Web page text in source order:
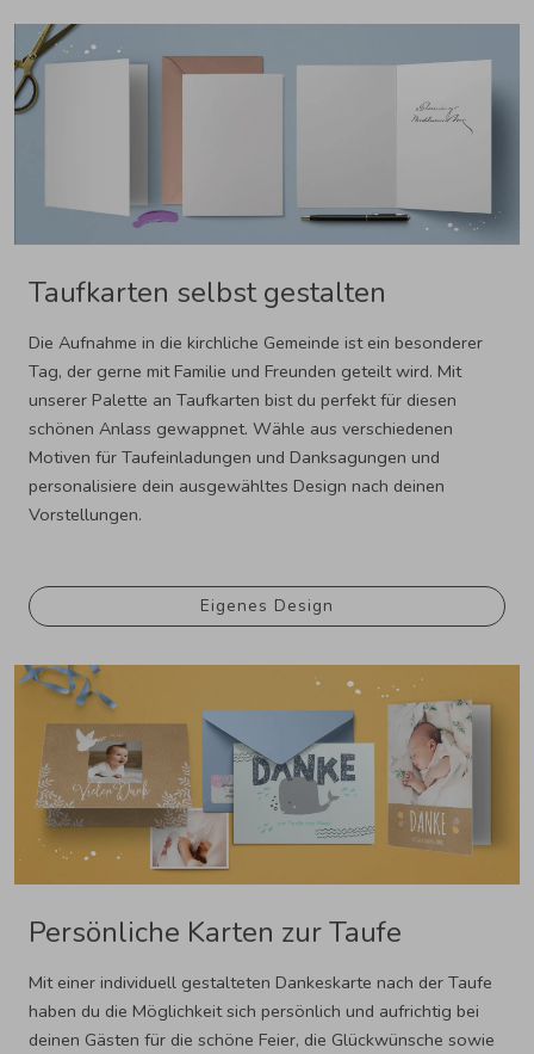
Taufkarten selbst gestalten
Die Aufnahme in die kirchliche Gemeinde ist ein besonderer
Tag, der gerne mit Familie und Freunden geteilt wird. Mit
unserer Palette an Taufkarten bist du perfekt für diesen
schönen Anlass gewappnet. Wähle aus verschiedenen
Motiven für Taufeinladungen und Danksagungen und
personalisiere dein ausgewähltes Design nach deinen
Vorstellungen.
Eigenes Design
Persönliche Karten zur Taufe
Mit einer individuell gestalteten Dankeskarte nach der Taufe
haben du die Möglichkeit sich persönlich und aufrichtig bei
deinen Gästen für die schöne Feier, die Glückwünsche sowie